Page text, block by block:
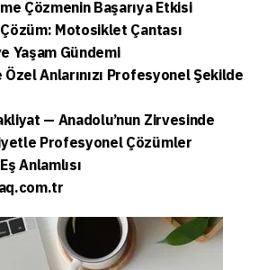
Çözmenin Başarıya Etkisi
Motosiklet Çantası
Yaşam Gündemi
Anlarınızı Profesyonel Şekilde
— Anadolu’nun Zirvesinde
Profesyonel Çözümler
Anlamlısı